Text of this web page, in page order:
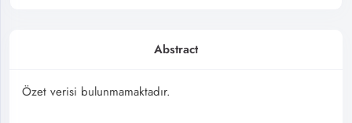
Abstract
Özet verisi bulunmamaktadır.